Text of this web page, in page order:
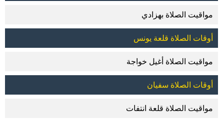
مواقيت الصلاة بهزادي
أوقات الصلاة قلعة يونس
مواقيت الصلاة أغيل خواجة
أوقات الصلاة سفيان
مواقيت الصلاة قلعة انتفات